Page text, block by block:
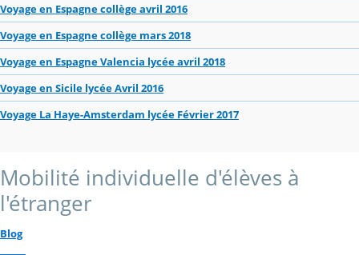
Voyage en Espagne collège avril 2016
Voyage en Espagne collège mars 2018
Voyage en Espagne Valencia lycée avril 2018
Voyage en Sicile lycée Avril 2016
Voyage La Haye-Amsterdam lycée Février 2017
Mobilité individuelle d'élèves à
l'étranger
Blog